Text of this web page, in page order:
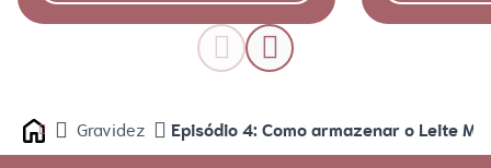
Home Gravidez Episódio 4: Como armazenar o Leite